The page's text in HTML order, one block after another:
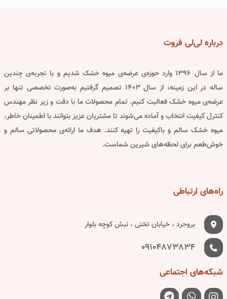
دربارهلی‌لی فروت
ما از سال ۱۳۹۶ وارد حوزه‌ی عرضه‌ی میوه خشک شدیم و با تجربه‌ی چندین
ساله در این زمینه، از سال ۱۴۰۳ تصمیم گرفتیم به‌صورت تخصصی تنها بر
عرضه‌ی میوه خشک فعالیت کنیم. تمام محصولات ما با دقت و زیر نظر مهندس
کنترل کیفیت انتخاب و آماده می‌شوند تا مشتریان عزیز بتوانند با اطمینان خاطر،
میوه خشک سالم و باکیفیت را تهیه کنند. هدف ما ارائه‌ی محصولاتی سالم و
خوش‌طعم برای لحظه‌های شیرین شماست.
راه‌های ارتباطی
بروجرد ، خیابان تختی ، نبش کوچه بلوار
09104873834
شبکه‌های اجتماعی